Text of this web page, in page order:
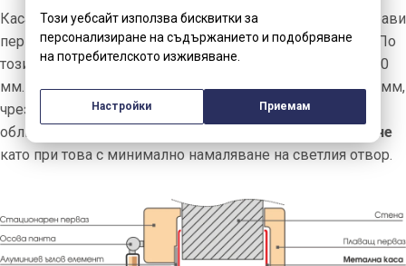
Касата е изработена отHDFс покритие
и е с прави
первази, които могат да се регулират от едната страна. По
този начин обхвата на касата може да се увеличи с до 20
мм. Ако има нужда, обхвата може да се намали с до 20 мм,
чрез изрязване. Регулируема каса Панел позволява
обличане на метална каса
без да е необходимо къртене
като при това с минимално намаляване на светлия отвор.
Този уебсайт използва бисквитки за
персонализиране на съдържанието и подобряване
на потребителското изживяване.
Настройки Приемам